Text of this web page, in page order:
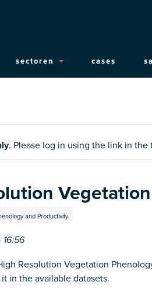
Main
sectoren cases
. Please log in using the link in
and Productivity
Resolution Vegetation
in the available datasets.